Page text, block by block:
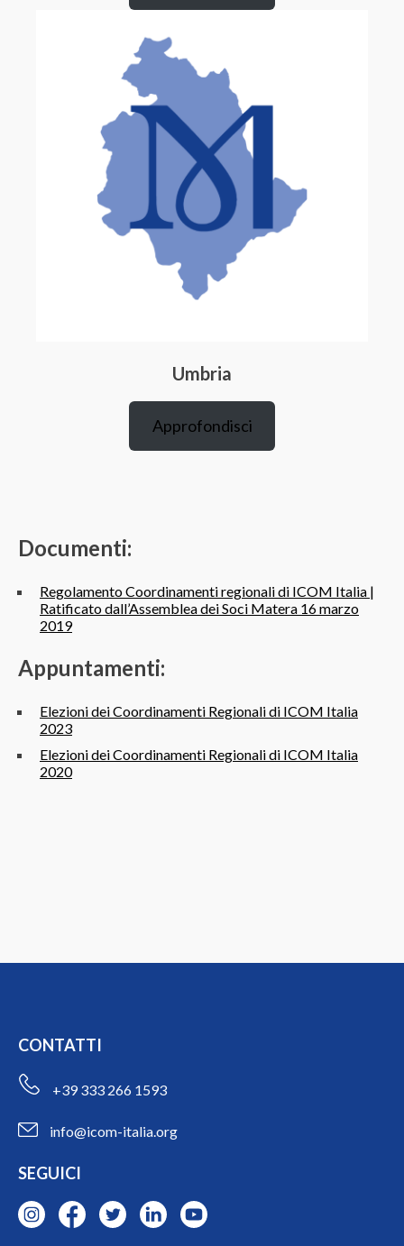
Umbria
Approfondisci
Documenti:
Regolamento Coordinamenti regionali di ICOM Italia |
Ratificato dall’Assemblea dei Soci Matera 16 marzo
2019
Appuntamenti:
Elezioni dei Coordinamenti Regionali di ICOM Italia
2023
Elezioni dei Coordinamenti Regionali di ICOM Italia
2020
CONTATTI
+39 333 266 1593
info@icom-italia.org
SEGUICI